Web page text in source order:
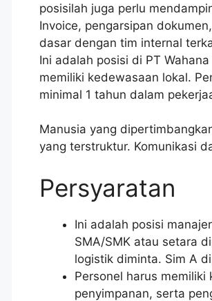
posisilah juga perlu
Invoice, pengarsipan
dasar dengan tim internal
Ini adalah posisi di PT
memiliki kedewasaan lokal.
minimal 1 tahun dalam
Manusia yang
yang terstruktur. Komunikasi
Persyaratan
Ini adalah posisi
SMA/SMK atau setara
logistik diminta. Sim A
Personel harus
penyimpanan, serta